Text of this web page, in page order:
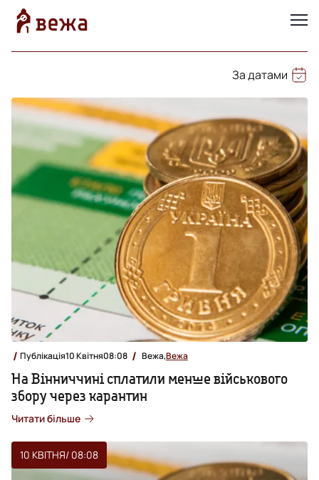
За датами
Публікація10 Квітня08:08 Вежа,Вежа
На Вінниччині сплатили менше військового
збору через карантин
Читати більше
10 КВІТНЯ/ 08:08